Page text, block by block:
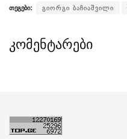
თეგები: გიორგი ბაჩიაშვილი
კომენტარები